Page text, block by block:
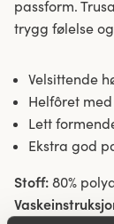
passform.
trygg følelse
Velsittende
Helfôret
Lett
Ekstra god
Stoff: 80%